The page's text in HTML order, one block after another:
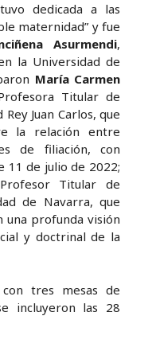
dedicada a las
maternidad” y fue
Asurmendi,
la Universidad de
María Carmen
Titular de
Juan Carlos, que
la relación entre
de filiación, con
11 de julio de 2022;
Titular de
de Navarra, que
una profunda visión
y doctrinal de la
tres mesas de
incluyeron las 28